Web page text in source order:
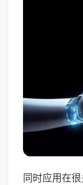
同时应用在